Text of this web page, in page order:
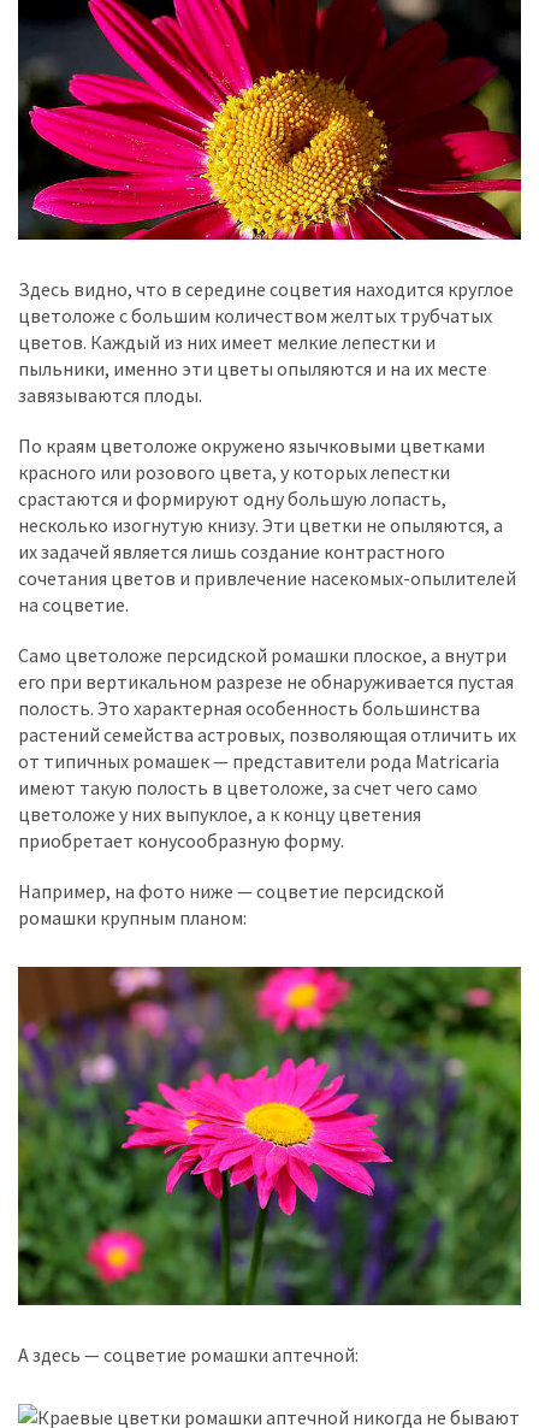
Здесь видно, что в середине соцветия находится круглое
цветоложе с большим количеством желтых трубчатых
цветов. Каждый из них имеет мелкие лепестки и
пыльники, именно эти цветы опыляются и на их месте
завязываются плоды.
По краям цветоложе окружено язычковыми цветками
красного или розового цвета, у которых лепестки
срастаются и формируют одну большую лопасть,
несколько изогнутую книзу. Эти цветки не опыляются, а
их задачей является лишь создание контрастного
сочетания цветов и привлечение насекомых-опылителей
на соцветие.
Само цветоложе персидской ромашки плоское, а внутри
его при вертикальном разрезе не обнаруживается пустая
полость. Это характерная особенность большинства
растений семейства астровых, позволяющая отличить их
от типичных ромашек — представители рода Matricaria
имеют такую полость в цветоложе, за счет чего само
цветоложе у них выпуклое, а к концу цветения
приобретает конусообразную форму.
Например, на фото ниже — соцветие персидской
ромашки крупным планом:
А здесь — соцветие ромашки аптечной: